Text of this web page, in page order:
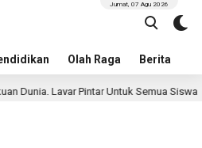
Olah Raga Berita
Jumat, 07 Agu 2026
Layar Pintar Untuk Semua Siswa